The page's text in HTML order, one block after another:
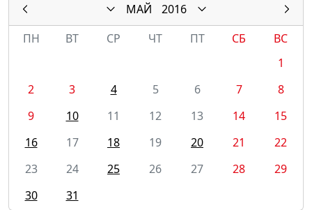
МАЙ
2016
ПН
ВТ СР ЧТ ПТ СБ
ВС
1
2
3 4 5 6 7
8
9
10 11 12 13 14
15
16
17 18 19 20 21
22
23
24 25 26 27 28
29
30
31